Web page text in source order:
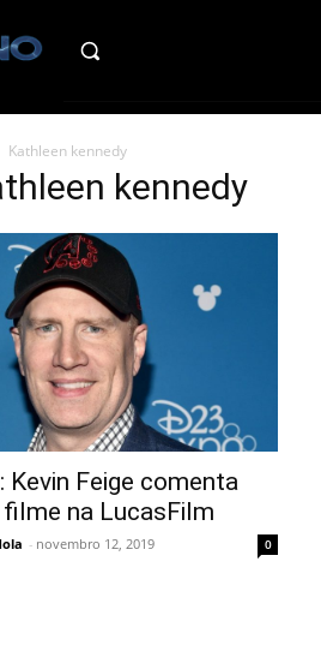
Kathleen kennedy
kennedy
Kevin Feige comenta
na LucasFilm
- novembro 12, 2019 0